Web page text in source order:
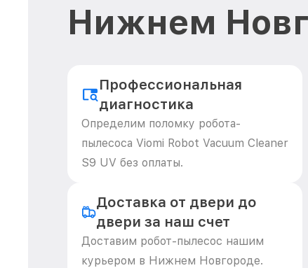
Нижнем
Профессиональная
диагностика
Определим поломку робота-
пылесоса Viomi Robot Vacuum Cleaner
S9 UV без оплаты.
Доставка от двери до
двери за наш счет
Доставим робот-пылесос нашим
курьером в Нижнем Новгороде.